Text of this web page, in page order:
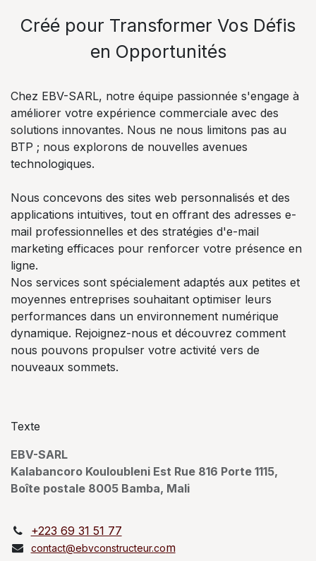
Créé pour Transformer Vos Défis
en Opportunités
Chez EBV-SARL, notre équipe passionnée s'engage à
améliorer votre expérience commerciale avec des
solutions innovantes. Nous ne nous limitons pas au
BTP ; nous explorons de nouvelles avenues
technologiques.
Nous concevons des sites web personnalisés et des
applications intuitives, tout en offrant des adresses e-
mail professionnelles et des stratégies d'e-mail
marketing efficaces pour renforcer votre présence en
ligne.
Nos services sont spécialement adaptés aux petites et
moyennes entreprises souhaitant optimiser leurs
performances dans un environnement numérique
dynamique. Rejoignez-nous et découvrez comment
nous pouvons propulser votre activité vers de
nouveaux sommets.
Texte
EBV-SARL
Kalabancoro Kouloubleni Est Rue 816 Porte 1115,
Boîte postale 8005 Bamba, Mali
+223 69 31 51 77
contact@ebvconstructeur.com